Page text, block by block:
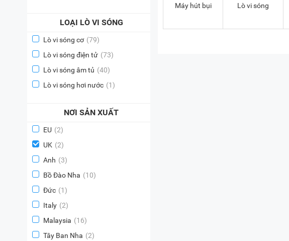
LOẠI LÒ VI SÓNG
Lò vi sóng cơ (79)
Lò vi sóng điện tử (73)
Lò vi sóng âm tủ (40)
Lò vi sóng hơi nước (1)
NƠI SẢN XUẤT
EU (2)
UK (2)
Anh (3)
Bồ Đào Nha (10)
Đức (1)
Italy (2)
Malaysia (16)
Tây Ban Nha (2)
Máy hút bụi Lò vi sóng